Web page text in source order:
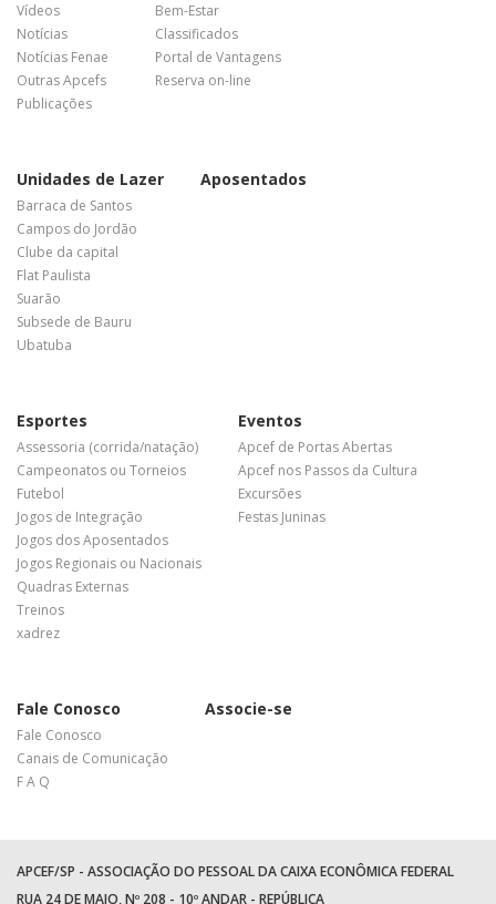
Vídeos
Notícias
Notícias Fenae
Outras Apcefs
Publicações
Bem-Estar
Classificados
Portal de Vantagens
Reserva on-line
Unidades de Lazer
Barraca de Santos
Campos do Jordão
Clube da capital
Flat Paulista
Suarão
Subsede de Bauru
Ubatuba
Aposentados
Esportes
Assessoria (corrida/natação)
Campeonatos ou Torneios
Futebol
Jogos de Integração
Jogos dos Aposentados
Jogos Regionais ou Nacionais
Quadras Externas
Treinos
xadrez
Eventos
Apcef de Portas Abertas
Apcef nos Passos da Cultura
Excursões
Festas Juninas
Fale Conosco
Fale Conosco
Canais de Comunicação
F A Q
Associe-se
APCEF/SP - ASSOCIAÇÃO DO PESSOAL DA CAIXA ECONÔMICA FEDERAL
RUA 24 DE MAIO, Nº 208 - 10º ANDAR - REPÚBLICA